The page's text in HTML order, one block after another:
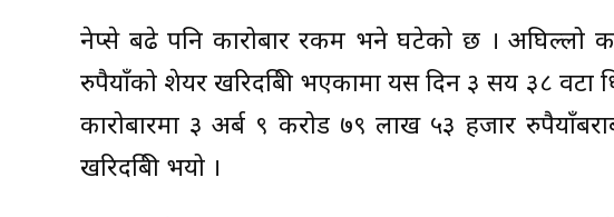
नेप्से बढे पनि कारोबार रकम भने घटेको छ । अघिल्लो
रुपैयाँको शेयर खरिदबिक्री भएकामा यस दिन ३ सय ३८
कारोबारमा ३ अर्ब ९ करोड ७९ लाख ५३ हजार
खरिदबिक्री भयो ।